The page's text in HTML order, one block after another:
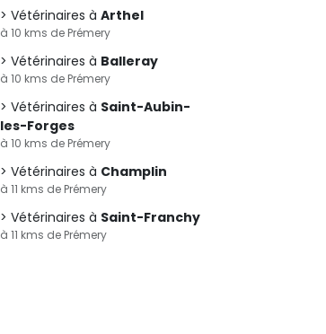
Vétérinaires à Arthel
à 10 kms de Prémery
Vétérinaires à Balleray
à 10 kms de Prémery
Vétérinaires à Saint-Aubin-
les-Forges
à 10 kms de Prémery
Vétérinaires à Champlin
à 11 kms de Prémery
Vétérinaires à Saint-Franchy
à 11 kms de Prémery